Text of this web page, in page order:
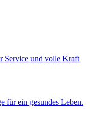
Service und volle Kraft
für ein gesundes Leben.